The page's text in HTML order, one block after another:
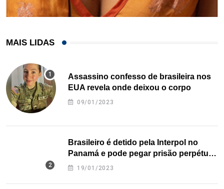
MAIS LIDAS
Assassino confesso de brasileira nos
EUA revela onde deixou o corpo
09/01/2023
Brasileiro é detido pela Interpol no
Panamá e pode pegar prisão perpétua
nos EUA
19/01/2023